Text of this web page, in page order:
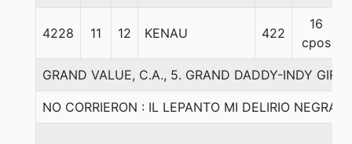
4228 11 12 KENAU 422
16
cpos
GRAND VALUE, C.A., 5. GRAND DADDY-INDY
NO CORRIERON : IL LEPANTO MI DELIRIO NEGRA